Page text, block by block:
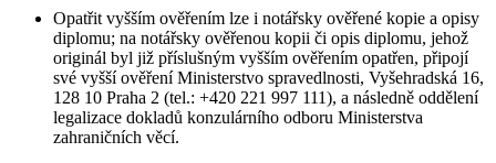
Opatřit vyšším ověřením lze i notářsky ověřené kopie a opisy
diplomu; na notářsky ověřenou kopii či opis diplomu, jehož
originál byl již příslušným vyšším ověřením opatřen, připojí
své vyšší ověření Ministerstvo spravedlnosti, Vyšehradská 16,
128 10 Praha 2 (tel.: +420 221 997 111), a následně oddělení
legalizace dokladů konzulárního odboru Ministerstva
zahraničních věcí.